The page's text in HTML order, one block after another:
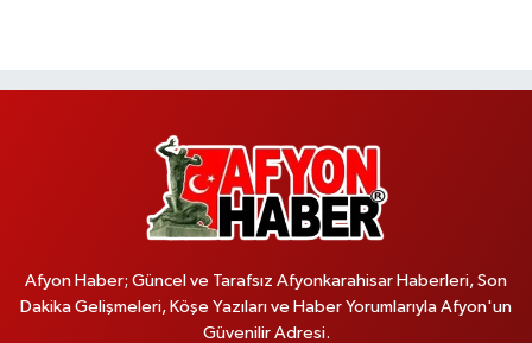
Afyon Haber; Güncel ve Tarafsız Afyonkarahisar Haberleri, Son
Dakika Gelişmeleri, Köşe Yazıları ve Haber Yorumlarıyla Afyon'un
Güvenilir Adresi.